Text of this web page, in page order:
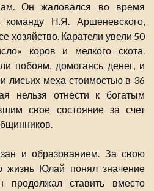
Он жаловался во время
Н.Я. Аршеневского,
хозяйство. Каратели увели 50
коров и мелкого скота.
побоям, домогаясь денег, и
лисьих меха стоимостью в 36
нельзя отнести к богатым
свое состояние за счет
и образованием. За свою
жизнь Юлай понял значение
ставить вместо